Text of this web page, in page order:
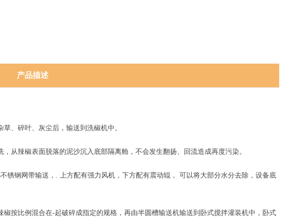
产品描述
、碎叶、灰尘后，输送到洗椒机中。
辣椒表面脱落的泥沙沉入底部隔离舱，不会发生翻扬、回流造成再度污染。
钢网带输送，. 上方配有强力风机，下方配有震动辊， 可以将大部分水分去除，设备底
比例混合在-起破碎成指定的规格，再由半圆槽输送机输送到卧式搅拌灌装机中，卧式